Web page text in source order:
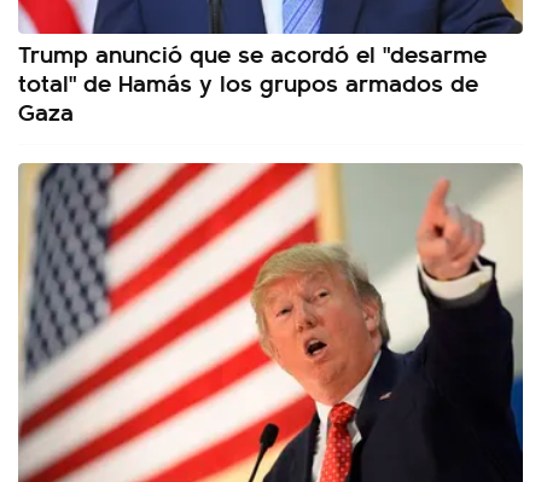
Trump anunció que se acordó el "desarme
total" de Hamás y los grupos armados de
Gaza